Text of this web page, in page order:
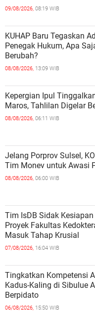
09/08/2026, 08:19 WIB
KUHAP Baru Tegaskan
Penegak Hukum, Apa
Berubah?
08/08/2026, 13:09 WIB
Kepergian Ipul
Maros, Tahlilan Digelar
08/08/2026, 06:11 WIB
Jelang Porprov Sulsel,
Tim Monev untuk Awasi
08/08/2026, 06:00 WIB
Tim IsDB Sidak
Proyek Fakultas
Masuk Tahap Krusial
07/08/2026, 16:04 WIB
Tingkatkan Kompetensi
Kadus-Kaling di Sibulue
Berpidato
06/08/2026, 15:50 WIB